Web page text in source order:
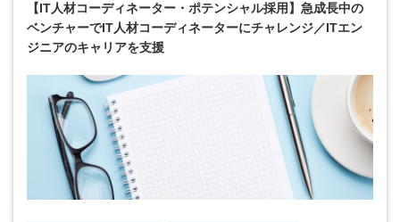
【IT人材コーディネーター・ポテンシャル採用】急成長中の
ベンチャーでIT人材コーディネーターにチャレンジ／ITエン
ジニアのキャリアを支援